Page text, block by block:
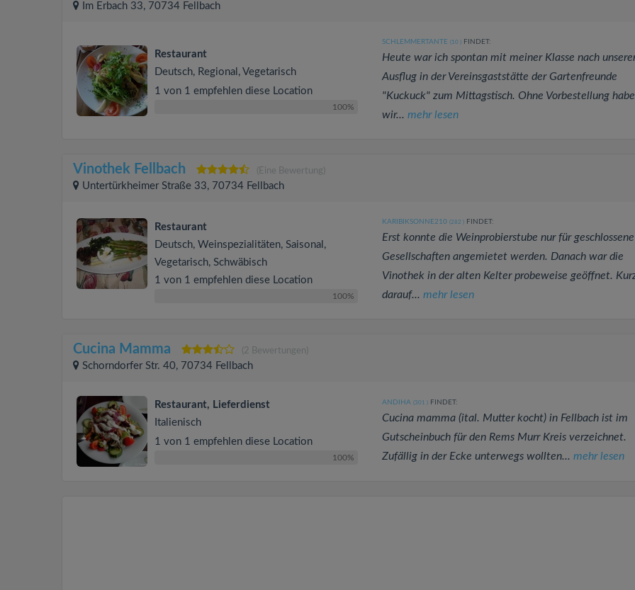
Im Erbach 33, 70734 Fellbach
Restaurant
Deutsch, Regional, Vegetarisch
1 von 1 empfehlen diese Location
100%
SCHLEMMERTANTE (10 )FINDET:
Heute war ich spontan mit meiner Klasse nach
Ausflug in der Vereinsgaststätte der Gartenfreunde
"Kuckuck" zum Mittagstisch. Ohne Vorbestellung
wir... mehr lesen
Vinothek Fellbach (Eine Bewertung)
Untertürkheimer Straße 33, 70734 Fellbach
Restaurant
Deutsch, Weinspezialitäten, Saisonal,
Vegetarisch, Schwäbisch
1 von 1 empfehlen diese Location
100%
KARIBIKSONNE210 (282 )FINDET:
Erst konnte die Weinprobierstube nur für geschlossene
Gesellschaften angemietet werden. Danach war die
Vinothek in der alten Kelter probeweise geöffnet.
darauf... mehr lesen
Cucina Mamma (2 Bewertungen)
Schorndorfer Str. 40, 70734 Fellbach
Restaurant, Lieferdienst
Italienisch
1 von 1 empfehlen diese Location
100%
ANDIHA (301 )FINDET:
Cucina mamma (ital. Mutter kocht) in Fellbach ist im
Gutscheinbuch für den Rems Murr Kreis verzeichnet.
Zufällig in der Ecke unterwegs wollten... mehr lesen